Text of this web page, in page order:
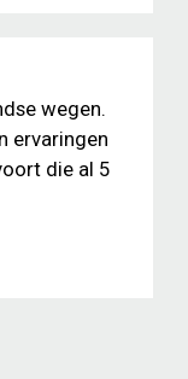
wegen.
ervaringen
die al 5